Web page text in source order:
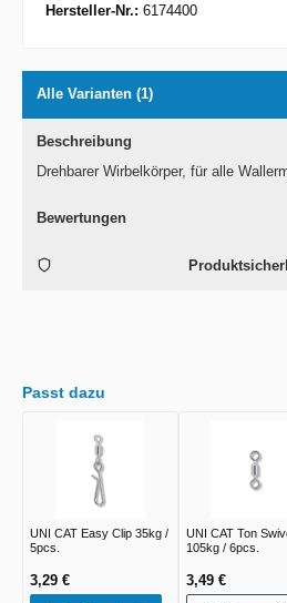
Hersteller-Nr.: 6174400
Alle Varianten (1)
Beschreibung
Drehbarer Wirbelkörper, für alle
Bewertungen
Passt dazu
UNI CAT Easy Clip 35kg /
5pcs.
3,29 €
UNI CAT Ton
105kg / 6pcs.
3,49 €